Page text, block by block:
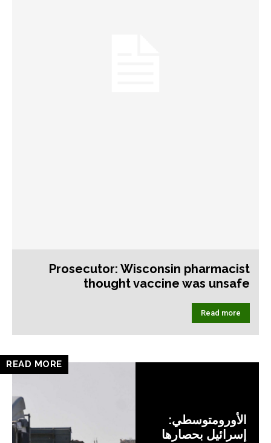
Prosecutor: Wisconsin pharmacist
thought vaccine was unsafe
Read more
READ MORE
الأورومتوسطي:
إسرائيل بحصارها